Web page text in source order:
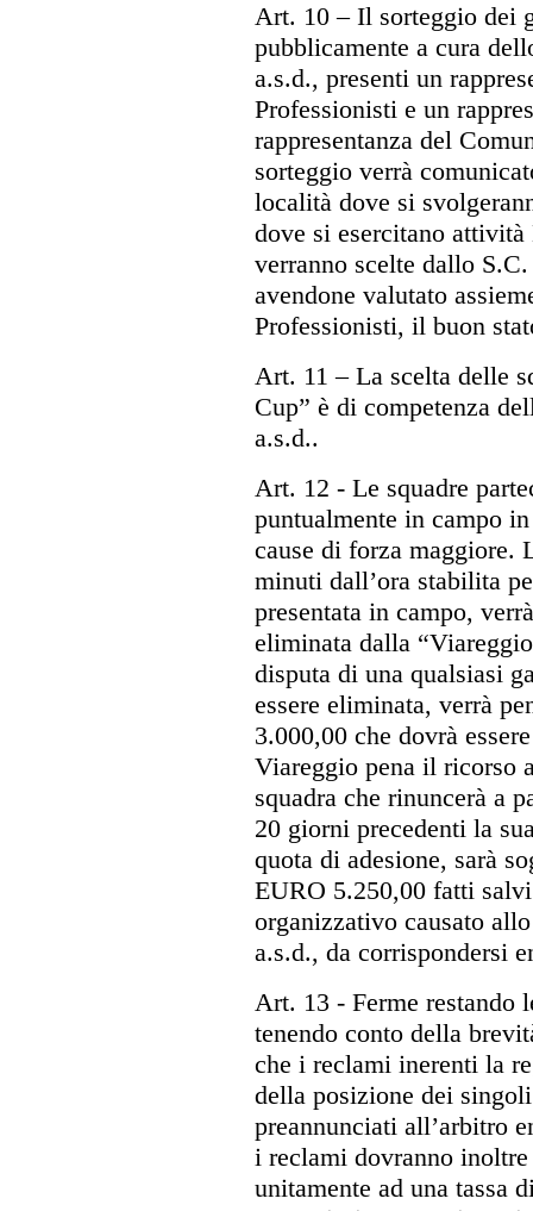
Art. 10 – Il sorteggio dei
pubblicamente a cura
a.s.d., presenti un
Professionisti e un
rappresentanza del
sorteggio verrà
località dove si
dove si esercitano
verranno scelte dallo
avendone valutato
Professionisti, il buon
Art. 11 – La scelta delle
Cup” è di competenza
a.s.d..
Art. 12 - Le squadre
puntualmente in campo
cause di forza maggiore.
minuti dall’ora stabilita
presentata in campo,
eliminata dalla
disputa di una qualsiasi
essere eliminata, verrà
3.000,00 che dovrà
Viareggio pena il ricorso
squadra che rinuncerà a
20 giorni precedenti la
quota di adesione, sarà
EURO 5.250,00 fatti
organizzativo causato
a.s.d., da corrispondersi
Art. 13 - Ferme restando
tenendo conto della
che i reclami inerenti la
della posizione dei
preannunciati all’arbitro
i reclami dovranno
unitamente ad una tassa